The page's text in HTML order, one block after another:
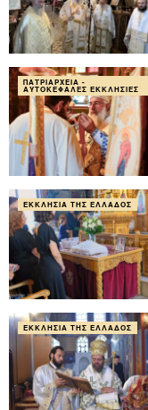
ΠΑΤΡΙΑΡΧΕΊΑ -
ΑΥΤΟΚΈΦΑΛΕΣ ΕΚΚΛΗΣΊΕΣ
ΕΚΚΛΗΣΊΑ ΤΗΣ ΕΛΛΆΔΟΣ
ΕΚΚΛΗΣΊΑ ΤΗΣ ΕΛΛΆΔΟΣ